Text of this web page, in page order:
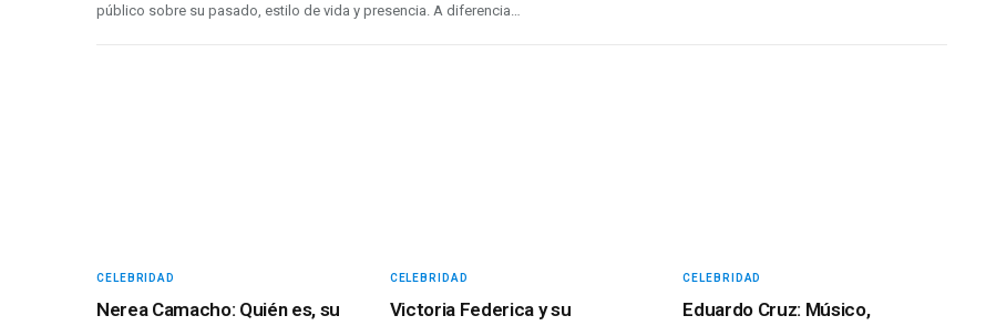
público sobre su pasado, estilo de vida y presencia. A diferencia…
CELEBRIDAD
Nerea Camacho: Quién es, su
CELEBRIDAD
Victoria Federica y su
CELEBRIDAD
Eduardo Cruz: Músico,